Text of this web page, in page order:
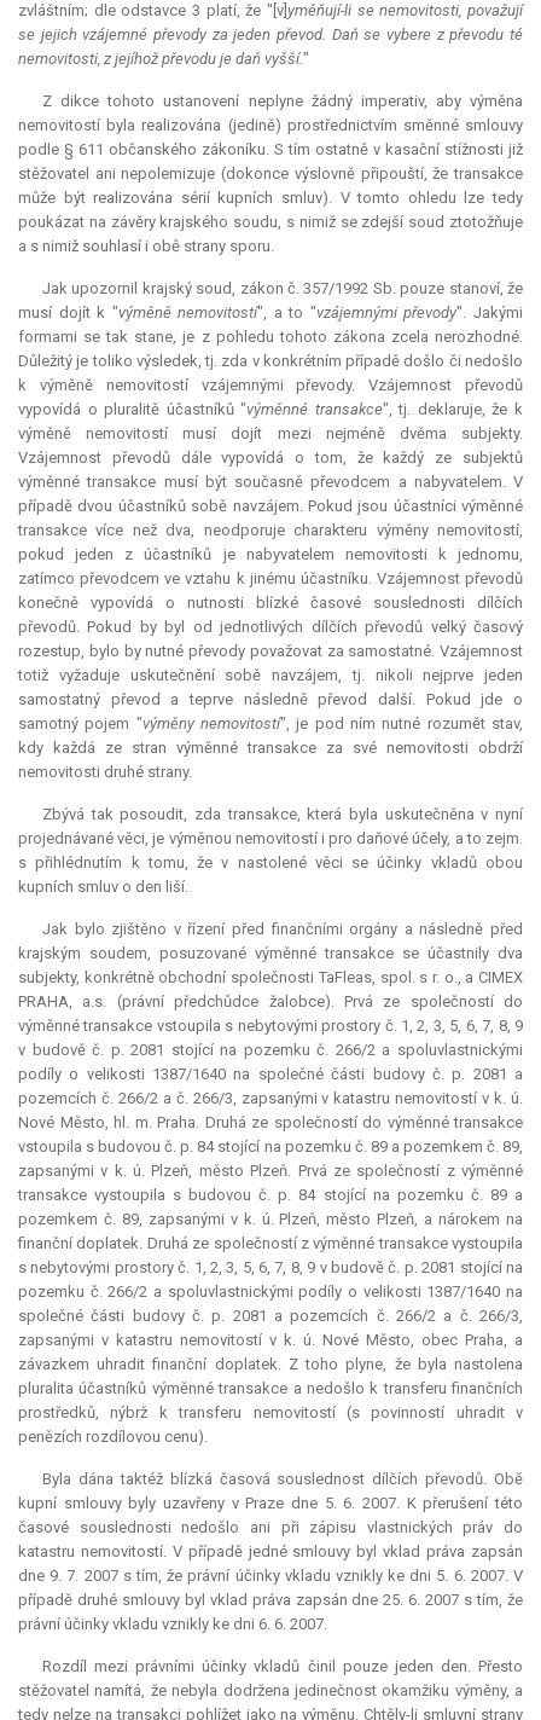
zvláštním; dle odstavce 3 platí, že "[v] yměňují-li se nemovitosti, považují
se jejich vzájemné převody za jeden převod. Daň se vybere z převodu té
nemovitosti, z jejíhož převodu je daň vyšší."
Z dikce tohoto ustanovení neplyne žádný imperativ, aby výměna
nemovitostí byla realizována (jedině) prostřednictvím směnné smlouvy
podle § 611 občanského zákoníku. S tím ostatně v kasační stížnosti již
stěžovatel ani nepolemizuje (dokonce výslovně připouští, že transakce
může být realizována sérií kupních smluv). V tomto ohledu lze tedy
poukázat na závěry krajského soudu, s nimiž se zdejší soud ztotožňuje
a s nimiž souhlasí i obě strany sporu.
Jak upozornil krajský soud, zákon č. 357/1992 Sb. pouze stanoví, že
musí dojít k "výměně nemovitostí", a to "vzájemnými převody". Jakými
formami se tak stane, je z pohledu tohoto zákona zcela nerozhodné.
Důležitý je toliko výsledek, tj. zda v konkrétním případě došlo či nedošlo
k výměně nemovitostí vzájemnými převody. Vzájemnost převodů
vypovídá o pluralitě účastníků "výměnné transakce", tj. deklaruje, že k
výměně nemovitostí musí dojít mezi nejméně dvěma subjekty.
Vzájemnost převodů dále vypovídá o tom, že každý ze subjektů
výměnné transakce musí být současně převodcem a nabyvatelem. V
případě dvou účastníků sobě navzájem. Pokud jsou účastníci výměnné
transakce více než dva, neodporuje charakteru výměny nemovitostí,
pokud jeden z účastníků je nabyvatelem nemovitosti k jednomu,
zatímco převodcem ve vztahu k jinému účastníku. Vzájemnost převodů
konečně vypovídá o nutnosti blízké časové souslednosti dílčích
převodů. Pokud by byl od jednotlivých dílčích převodů velký časový
rozestup, bylo by nutné převody považovat za samostatné. Vzájemnost
totiž vyžaduje uskutečnění sobě navzájem, tj. nikoli nejprve jeden
samostatný převod a teprve následně převod další. Pokud jde o
samotný pojem "výměny nemovitostí", je pod ním nutné rozumět stav,
kdy každá ze stran výměnné transakce za své nemovitosti obdrží
nemovitosti druhé strany.
Zbývá tak posoudit, zda transakce, která byla uskutečněna v nyní
projednávané věci, je výměnou nemovitostí i pro daňové účely, a to zejm.
s přihlédnutím k tomu, že v nastolené věci se účinky vkladů obou
kupních smluv o den liší.
Jak bylo zjištěno v řízení před finančními orgány a následně před
krajským soudem, posuzované výměnné transakce se účastnily dva
subjekty, konkrétně obchodní společnosti TaFleas, spol. s r. o., a CIMEX
PRAHA, a.s. (právní předchůdce žalobce). Prvá ze společností do
výměnné transakce vstoupila s nebytovými prostory č. 1, 2, 3, 5, 6, 7, 8, 9
v budově č. p. 2081 stojící na pozemku č. 266/2 a spoluvlastnickými
podíly o velikosti 1387/1640 na společné části budovy č. p. 2081 a
pozemcích č. 266/2 a č. 266/3, zapsanými v katastru nemovitostí v k. ú.
Nové Město, hl. m. Praha. Druhá ze společností do výměnné transakce
vstoupila s budovou č. p. 84 stojící na pozemku č. 89 a pozemkem č. 89,
zapsanými v k. ú. Plzeň, město Plzeň. Prvá ze společností z výměnné
transakce vystoupila s budovou č. p. 84 stojící na pozemku č. 89 a
pozemkem č. 89, zapsanými v k. ú. Plzeň, město Plzeň, a nárokem na
finanční doplatek. Druhá ze společností z výměnné transakce vystoupila
s nebytovými prostory č. 1, 2, 3, 5, 6, 7, 8, 9 v budově č. p. 2081 stojící na
pozemku č. 266/2 a spoluvlastnickými podíly o velikosti 1387/1640 na
společné části budovy č. p. 2081 a pozemcích č. 266/2 a č. 266/3,
zapsanými v katastru nemovitostí v k. ú. Nové Město, obec Praha, a
závazkem uhradit finanční doplatek. Z toho plyne, že byla nastolena
pluralita účastníků výměnné transakce a nedošlo k transferu finančních
prostředků, nýbrž k transferu nemovitostí (s povinností uhradit v
penězích rozdílovou cenu).
Byla dána taktéž blízká časová souslednost dílčích převodů. Obě
kupní smlouvy byly uzavřeny v Praze dne 5. 6. 2007. K přerušení této
časové souslednosti nedošlo ani při zápisu vlastnických práv do
katastru nemovitostí. V případě jedné smlouvy byl vklad práva zapsán
dne 9. 7. 2007 s tím, že právní účinky vkladu vznikly ke dni 5. 6. 2007. V
případě druhé smlouvy byl vklad práva zapsán dne 25. 6. 2007 s tím, že
právní účinky vkladu vznikly ke dni 6. 6. 2007.
Rozdíl mezi právními účinky vkladů činil pouze jeden den. Přesto
stěžovatel namítá, že nebyla dodržena jedinečnost okamžiku výměny, a
tedy nelze na transakci pohlížet jako na výměnu. Chtěly-li smluvní strany